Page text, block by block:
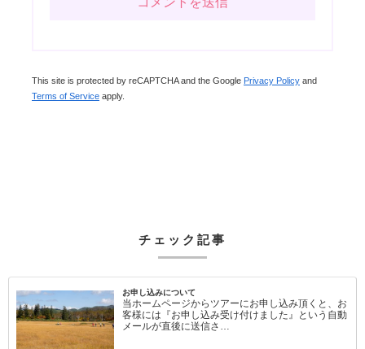
This site is protected by reCAPTCHA and the Google Privacy Policy and
Terms of Service apply.
チェック記事
お申し込みについて
当ホームページからツアーにお申し込み頂くと、お
客様には『お申し込み受け付けました』という自動
メールが直後に送信さ…